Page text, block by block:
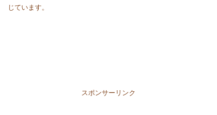
じています。
スポンサーリンク